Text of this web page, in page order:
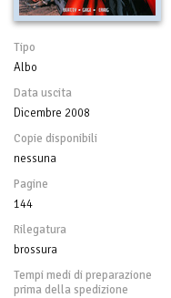
Tipo
Albo
Data uscita
Dicembre 2008
Copie disponibili
nessuna
Pagine
144
Rilegatura
brossura
Tempi medi di preparazione
prima della spedizione